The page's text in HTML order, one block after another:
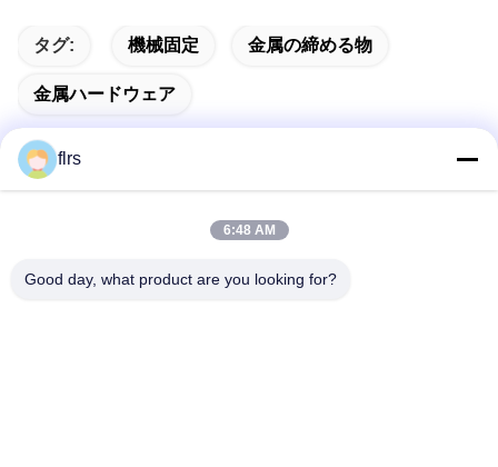
タグ: 機械固定 金属の締める物
金属ハードウェア
アドレス
flrs
6:48 AM
Good day, what product are you looking for?